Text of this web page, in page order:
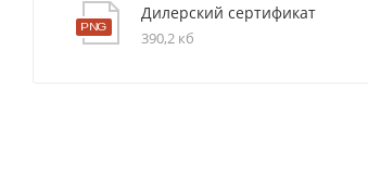
Дилерский сертификат
390,2 кб